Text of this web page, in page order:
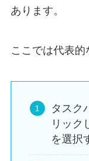
あります。
ここでは代表的
タスク
リック
を選択